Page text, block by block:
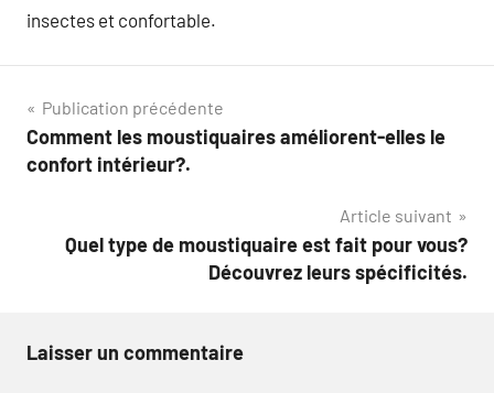
insectes et confortable.
Navigation
de
Publication précédente
Comment les moustiquaires améliorent-elles le
confort intérieur?.
Article suivant
Quel type de moustiquaire est fait pour vous?
Découvrez leurs spécificités.
Laisser un commentaire